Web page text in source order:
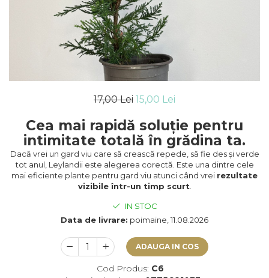
17,00 Lei 15,00 Lei
Cea mai rapidă soluție pentru
intimitate totală în grădina ta.
Dacă vrei un gard viu care să crească repede, să fie des și verde
tot anul, Leylandii este alegerea corectă. Este una dintre cele
mai eficiente plante pentru gard viu atunci când vrei rezultate
vizibile într-un timp scurt.
IN STOC
Data de livrare: poimaine, 11.08.2026
ADAUGA IN COS
Cod Produs: C6